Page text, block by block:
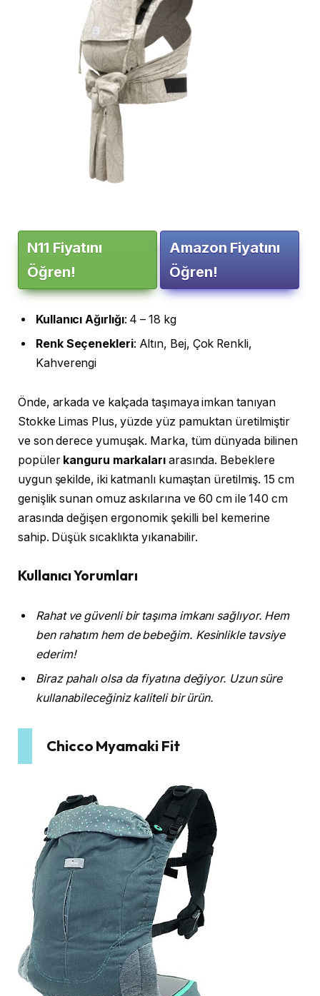
N11 Fiyatını
Öğren!
Amazon Fiyatını
Öğren!
Kullanıcı Ağırlığı: 4 – 18 kg
Renk Seçenekleri: Altın, Bej, Çok Renkli,
Kahverengi
Önde, arkada ve kalçada taşımaya imkan tanıyan
Stokke Limas Plus, yüzde yüz pamuktan üretilmiştir
ve son derece yumuşak. Marka, tüm dünyada bilinen
popülerkanguru markaları arasında. Bebeklere
uygun şekilde, iki katmanlı kumaştan üretilmiş. 15 cm
genişlik sunan omuz askılarına ve 60 cm ile 140 cm
arasında değişen ergonomik şekilli bel kemerine
sahip. Düşük sıcaklıkta yıkanabilir.
Kullanıcı Yorumları
Rahat ve güvenli bir taşıma imkanı sağlıyor. Hem
ben rahatım hem de bebeğim. Kesinlikle tavsiye
ederim!
Biraz pahalı olsa da fiyatına değiyor. Uzun süre
kullanabileceğiniz kaliteli bir ürün.
Chicco Myamaki Fit